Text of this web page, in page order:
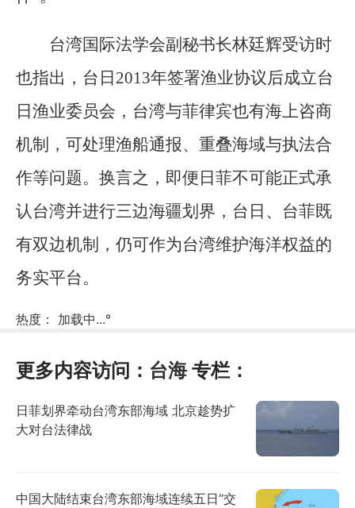
台湾国际法学会副秘书长林廷辉受访时
也指出，台日2013年签署渔业协议后成立台
日渔业委员会，台湾与菲律宾也有海上咨商
机制，可处理渔船通报、重叠海域与执法合
作等问题。换言之，即便日菲不可能正式承
认台湾并进行三边海疆划界，台日、台菲既
有双边机制，仍可作为台湾维护海洋权益的
务实平台。
热度： 加载中...°
更多内容访问： 台海专栏：
日菲划界牵动台湾东部海域 北京趁势扩
大对台法律战
中国大陆结束台湾东部海域连续五日“交